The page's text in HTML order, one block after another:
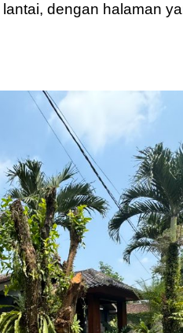
dengan halaman